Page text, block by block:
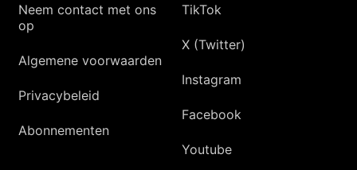
Neem contact met ons
op
Algemene voorwaarden
Privacybeleid
Abonnementen
TikTok
X (Twitter)
Instagram
Facebook
Youtube